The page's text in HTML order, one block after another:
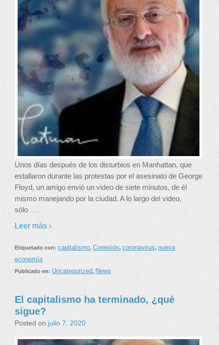
Unos días después de los disturbios en Manhattan, que
estallaron durante las protestas por el asesinato de George
Floyd, un amigo envió un video de siete minutos, de él
mismo manejando por la ciudad. A lo largo del video,
sólo …
Leer más ›
Etiquetado con: capitalismo, Conexión, coronavirus, nueva
economía
Publicado en: Uncategorized, News
El capitalismo ha terminado, ¿qué
sigue?
Posted on julio 7, 2020